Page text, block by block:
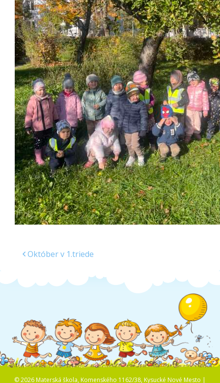
Ochrana osobných
údajov – GDPR
Vzdelávanie
zamestnancov
Október v 1.triede
© 2026 Materská škola, Komenského 1162/38, Kysucké Nové Mesto |